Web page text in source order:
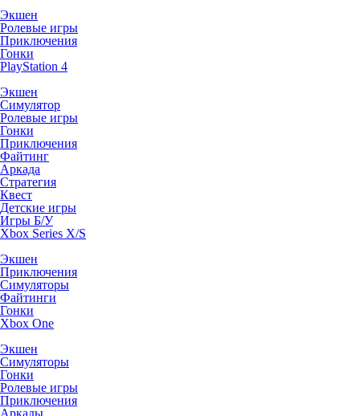
Экшен
Ролевые игры
Приключения
Гонки
PlayStation 4
Экшен
Симулятор
Ролевые игры
Гонки
Приключения
Файтинг
Аркада
Стратегия
Квест
Детские игры
Игры Б/У
Xbox Series X/S
Экшен
Приключения
Симуляторы
Файтинги
Гонки
Xbox One
Экшен
Симуляторы
Гонки
Ролевые игры
Приключения
Аркады